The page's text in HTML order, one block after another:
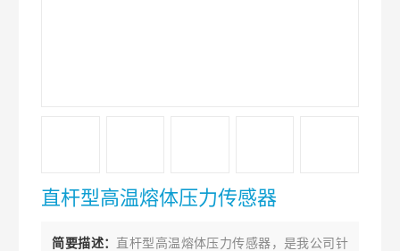
直杆型高温熔体压力传感器
简要描述： 直杆型高温熔体压力传感器，是我公司针